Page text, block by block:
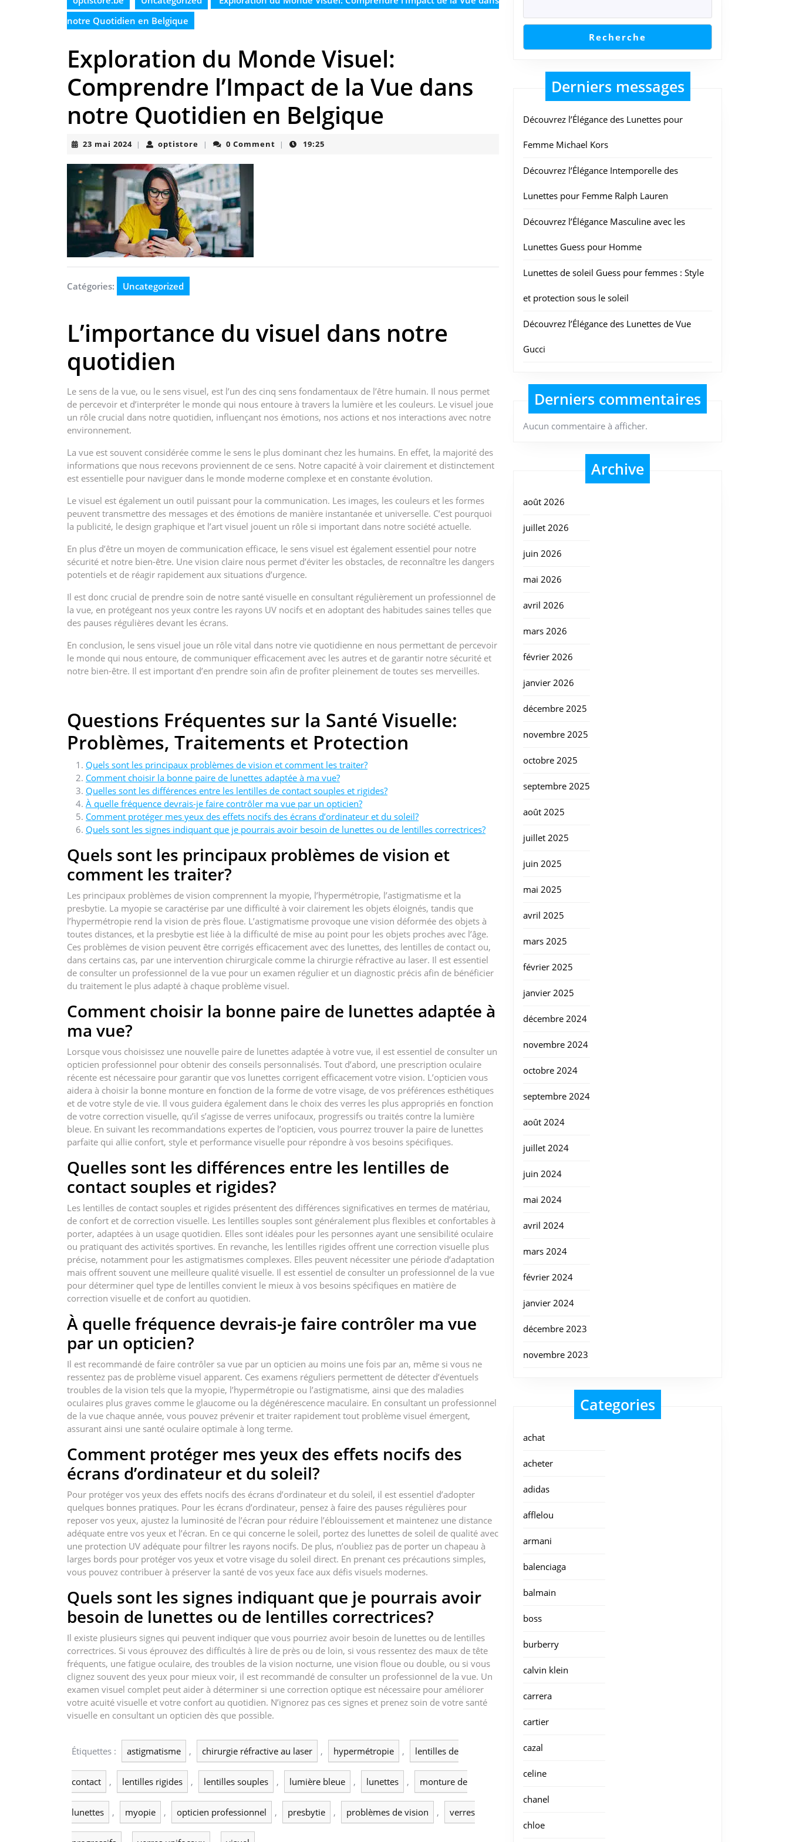
notre Quotidien en Belgique
Exploration du Monde Visuel:
Comprendre l’Impact de la Vue dans
notre Quotidien en Belgique
23 mai 202423
2024
| optistore optistore
| 0 Comment | 19:25
Catégories: Uncategorized
L’importance du visuel dans notre
quotidien
Le sens de la vue, ou le sens visuel, est l’un des cinq sens fondamentaux de l’être humain. Il nous permet
de percevoir et d’interpréter le monde qui nous entoure à travers la lumière et les couleurs. Le visuel joue
un rôle crucial dans notre quotidien, influençant nos émotions, nos actions et nos interactions avec notre
environnement.
La vue est souvent considérée comme le sens le plus dominant chez les humains. En effet, la majorité des
informations que nous recevons proviennent de ce sens. Notre capacité à voir clairement et distinctement
est essentielle pour naviguer dans le monde moderne complexe et en constante évolution.
Le visuel est également un outil puissant pour la communication. Les images, les couleurs et les formes
peuvent transmettre des messages et des émotions de manière instantanée et universelle. C’est pourquoi
la publicité, le design graphique et l’art visuel jouent un rôle si important dans notre société actuelle.
En plus d’être un moyen de communication efficace, le sens visuel est également essentiel pour notre
sécurité et notre bien-être. Une vision claire nous permet d’éviter les obstacles, de reconnaître les dangers
potentiels et de réagir rapidement aux situations d’urgence.
Il est donc crucial de prendre soin de notre santé visuelle en consultant régulièrement un professionnel de
la vue, en protégeant nos yeux contre les rayons UV nocifs et en adoptant des habitudes saines telles que
des pauses régulières devant les écrans.
En conclusion, le sens visuel joue un rôle vital dans notre vie quotidienne en nous permettant de percevoir
le monde qui nous entoure, de communiquer efficacement avec les autres et de garantir notre sécurité et
notre bien-être. Il est important d’en prendre soin afin de profiter pleinement de toutes ses merveilles.
Questions Fréquentes sur la Santé Visuelle:
Problèmes, Traitements et Protection
Quels sont les principaux problèmes de vision et comment les traiter?
Comment choisir la bonne paire de lunettes adaptée à ma vue?
Quelles sont les différences entre les lentilles de contact souples et rigides?
À quelle fréquence devrais-je faire contrôler ma vue par un opticien?
Comment protéger mes yeux des effets nocifs des écrans d’ordinateur et du soleil?
Quels sont les signes indiquant que je pourrais avoir besoin de lunettes ou de lentilles correctrices?
Quels sont les principaux problèmes de vision et
comment les traiter?
Les principaux problèmes de vision comprennent la myopie, l’hypermétropie, l’astigmatisme et la
presbytie. La myopie se caractérise par une difficulté à voir clairement les objets éloignés, tandis que
l’hypermétropie rend la vision de près floue. L’astigmatisme provoque une vision déformée des objets à
toutes distances, et la presbytie est liée à la difficulté de mise au point pour les objets proches avec l’âge.
Ces problèmes de vision peuvent être corrigés efficacement avec des lunettes, des lentilles de contact ou,
dans certains cas, par une intervention chirurgicale comme la chirurgie réfractive au laser. Il est essentiel
de consulter un professionnel de la vue pour un examen régulier et un diagnostic précis afin de bénéficier
du traitement le plus adapté à chaque problème visuel.
Comment choisir la bonne paire de lunettes adaptée à
ma vue?
Lorsque vous choisissez une nouvelle paire de lunettes adaptée à votre vue, il est essentiel de consulter un
opticien professionnel pour obtenir des conseils personnalisés. Tout d’abord, une prescription oculaire
récente est nécessaire pour garantir que vos lunettes corrigent efficacement votre vision. L’opticien vous
aidera à choisir la bonne monture en fonction de la forme de votre visage, de vos préférences esthétiques
et de votre style de vie. Il vous guidera également dans le choix des verres les plus appropriés en fonction
de votre correction visuelle, qu’il s’agisse de verres unifocaux, progressifs ou traités contre la lumière
bleue. En suivant les recommandations expertes de l’opticien, vous pourrez trouver la paire de lunettes
parfaite qui allie confort, style et performance visuelle pour répondre à vos besoins spécifiques.
Quelles sont les différences entre les lentilles de
contact souples et rigides?
Les lentilles de contact souples et rigides présentent des différences significatives en termes de matériau,
de confort et de correction visuelle. Les lentilles souples sont généralement plus flexibles et confortables à
porter, adaptées à un usage quotidien. Elles sont idéales pour les personnes ayant une sensibilité oculaire
ou pratiquant des activités sportives. En revanche, les lentilles rigides offrent une correction visuelle plus
précise, notamment pour les astigmatismes complexes. Elles peuvent nécessiter une période d’adaptation
mais offrent souvent une meilleure qualité visuelle. Il est essentiel de consulter un professionnel de la vue
pour déterminer quel type de lentilles convient le mieux à vos besoins spécifiques en matière de
correction visuelle et de confort au quotidien.
À quelle fréquence devrais-je faire contrôler ma vue
par un opticien?
Il est recommandé de faire contrôler sa vue par un opticien au moins une fois par an, même si vous ne
ressentez pas de problème visuel apparent. Ces examens réguliers permettent de détecter d’éventuels
troubles de la vision tels que la myopie, l’hypermétropie ou l’astigmatisme, ainsi que des maladies
oculaires plus graves comme le glaucome ou la dégénérescence maculaire. En consultant un professionnel
de la vue chaque année, vous pouvez prévenir et traiter rapidement tout problème visuel émergent,
assurant ainsi une santé oculaire optimale à long terme.
Comment protéger mes yeux des effets nocifs des
écrans d’ordinateur et du soleil?
Pour protéger vos yeux des effets nocifs des écrans d’ordinateur et du soleil, il est essentiel d’adopter
quelques bonnes pratiques. Pour les écrans d’ordinateur, pensez à faire des pauses régulières pour
reposer vos yeux, ajustez la luminosité de l’écran pour réduire l’éblouissement et maintenez une distance
adéquate entre vos yeux et l’écran. En ce qui concerne le soleil, portez des lunettes de soleil de qualité avec
une protection UV adéquate pour filtrer les rayons nocifs. De plus, n’oubliez pas de porter un chapeau à
larges bords pour protéger vos yeux et votre visage du soleil direct. En prenant ces précautions simples,
vous pouvez contribuer à préserver la santé de vos yeux face aux défis visuels modernes.
Quels sont les signes indiquant que je pourrais avoir
besoin de lunettes ou de lentilles correctrices?
Il existe plusieurs signes qui peuvent indiquer que vous pourriez avoir besoin de lunettes ou de lentilles
correctrices. Si vous éprouvez des difficultés à lire de près ou de loin, si vous ressentez des maux de tête
fréquents, une fatigue oculaire, des troubles de la vision nocturne, une vision floue ou double, ou si vous
clignez souvent des yeux pour mieux voir, il est recommandé de consulter un professionnel de la vue. Un
examen visuel complet peut aider à déterminer si une correction optique est nécessaire pour améliorer
votre acuité visuelle et votre confort au quotidien. N’ignorez pas ces signes et prenez soin de votre santé
visuelle en consultant un opticien dès que possible.
Étiquettes : astigmatisme , chirurgie réfractive au laser , hypermétropie , lentilles de
contact , lentilles rigides , lentilles souples , lumière bleue , lunettes , monture de
lunettes , myopie , opticien professionnel , presbytie , problèmes de vision , verres
Recherche
Derniers messages
Découvrez l’Élégance des Lunettes pour
Femme Michael Kors
Découvrez l’Élégance Intemporelle des
Lunettes pour Femme Ralph Lauren
Découvrez l’Élégance Masculine avec les
Lunettes Guess pour Homme
Lunettes de soleil Guess pour femmes : Style
et protection sous le soleil
Découvrez l’Élégance des Lunettes de Vue
Gucci
Derniers commentaires
Aucun commentaire à afficher.
Archive
août 2026
juillet 2026
juin 2026
mai 2026
avril 2026
mars 2026
février 2026
janvier 2026
décembre 2025
novembre 2025
octobre 2025
septembre 2025
août 2025
juillet 2025
juin 2025
mai 2025
avril 2025
mars 2025
février 2025
janvier 2025
décembre 2024
novembre 2024
octobre 2024
septembre 2024
août 2024
juillet 2024
juin 2024
mai 2024
avril 2024
mars 2024
février 2024
janvier 2024
décembre 2023
novembre 2023
Categories
achat
acheter
adidas
afflelou
armani
balenciaga
balmain
boss
burberry
calvin klein
carrera
cartier
cazal
celine
chanel
chloe